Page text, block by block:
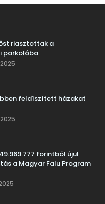
riasztottak a
parkolóba
feldíszített házakat
forintból újul
a Magyar Falu Program